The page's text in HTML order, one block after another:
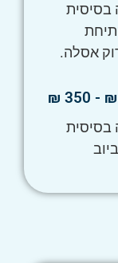
בסיסית
אסלה.
בסיסית